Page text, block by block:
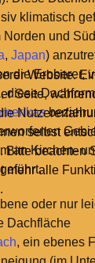
klimatisch
Norden und
, Japan)
die Eroberer,
diese
an Kirchen-
oder nur
Dachfläche
, ein ebenes
Website.
Seite,
selbst
Bitte beachten
mehr alle